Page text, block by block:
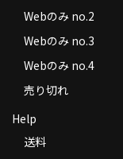
Webのみ no.2
Webのみ no.3
Webのみ no.4
売り切れ
Help
送料